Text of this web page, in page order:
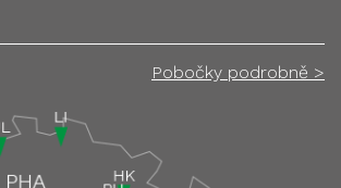
Pobočky podrobně >